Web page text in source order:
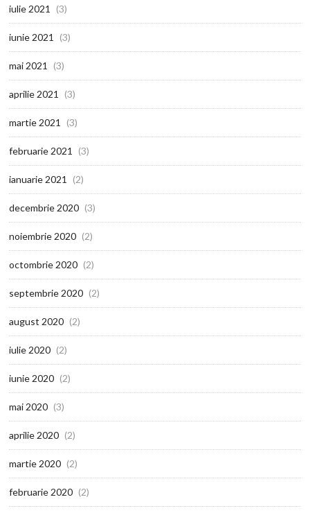
iulie 2021 (3)
iunie 2021 (3)
mai 2021 (3)
aprilie 2021 (3)
martie 2021 (3)
februarie 2021 (3)
ianuarie 2021 (2)
decembrie 2020 (3)
noiembrie 2020 (2)
octombrie 2020 (2)
septembrie 2020 (2)
august 2020 (2)
iulie 2020 (2)
iunie 2020 (2)
mai 2020 (3)
aprilie 2020 (2)
martie 2020 (2)
februarie 2020 (2)